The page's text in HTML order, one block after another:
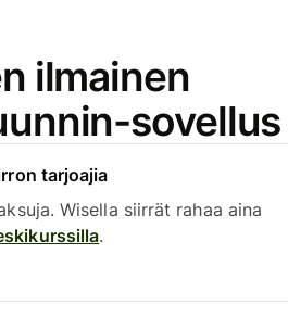
ilmainen
sovellus
tarjoajia
Wisella siirrät rahaa aina
.